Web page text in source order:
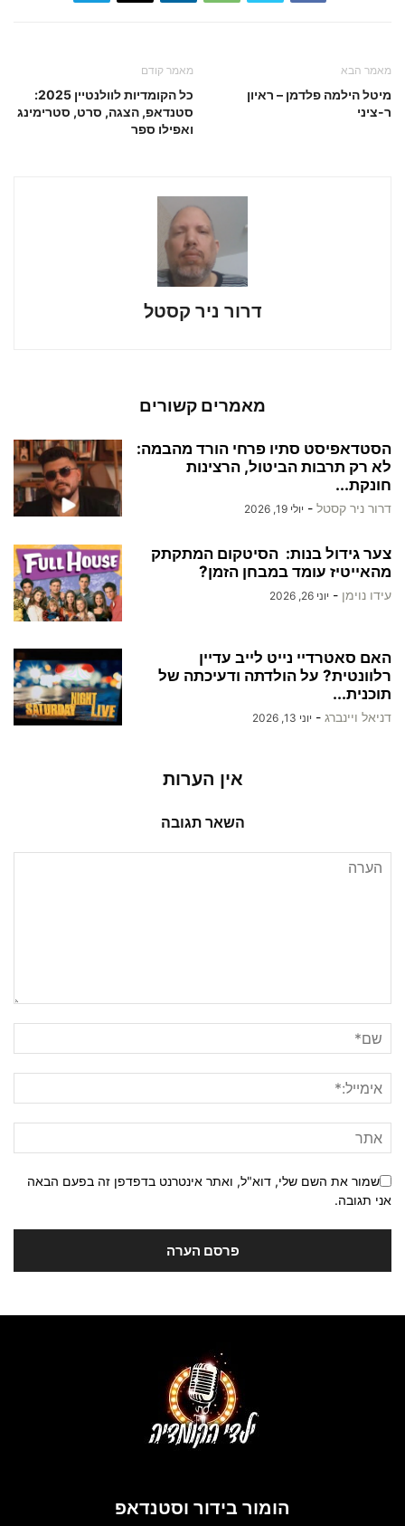
מאמר קודם
כל הקומדיות לוולנטיין 2025:
סטנדאפ, הצגה, סרט, סטרימינג
ואפילו ספר
מאמר הבא
מיטל הילמה פלדמן – ראיון
ר-ציני
דרור ניר קסטל
מאמרים קשורים
הסטדאפיסט סתיו פרחי הורד מהבמה:
לא רק תרבות הביטול, הרצינות
חונקת...
דרור ניר קסטל - יולי 19, 2026
צער גידול בנות: הסיטקום המתקתק
מהאייטיז עומד במבחן הזמן?
עידו נוימן - יוני 26, 2026
האם סאטרדיי נייט לייב עדיין
רלוונטית? על הולדתה ודעיכתה של
תוכנית...
דניאל ויינברג - יוני 13, 2026
אין הערות
השאר תגובה
שמור את השם שלי, דוא"ל, ואתר אינטרנט בדפדפן זה בפעם הבאה
אני תגובה.
הומור בידור וסטנדאפ